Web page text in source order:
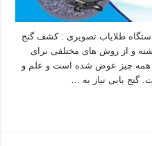
طلایاب تصویری : کشف گنج
و از روش های مختلفی برای
این استفاده می کردند. اما در قرن ۲۱ همه چیز عوض شده است و علم و
گنج یابی نیاز به …